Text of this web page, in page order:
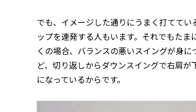
でも、イメージした通りにうまく打てて
ップを連発する人もいます。それでもた
くの場合、バランスの悪いスイングが身
ど、切り返しからダウンスイングで右肩
になっているからです。